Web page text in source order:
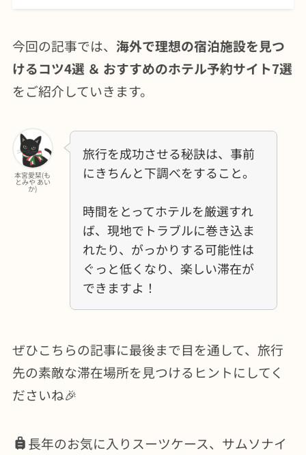
今回の記事では、 海外で理想の宿泊施設を見つ
けるコツ4選 ＆ おすすめのホテル予約サイト7選
をご紹介していきます。
本宮愛栞(も
とみや あい
か)
旅行を成功させる秘訣は、事前
にきちんと下調べをすること。
時間をとってホテルを厳選すれ
ば、現地でトラブルに巻き込ま
れたり、がっかりする可能性は
ぐっと低くなり、楽しい滞在が
できますよ！
ぜひこちらの記事に最後まで目を通して、旅行
先の素敵な滞在場所を見つけるヒントにしてく
ださいね🎉
長年のお気に入りスーツケース、サムソナイ